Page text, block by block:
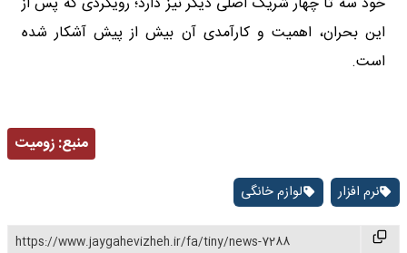
این بحران، اهمیت و کارآمدی آن بیش از پیش آشکار شده
است.
منبع:زومیت
نرم افزار لوازم خانگی
https://www.jaygahevizheh.ir/fa/tiny/news-7288